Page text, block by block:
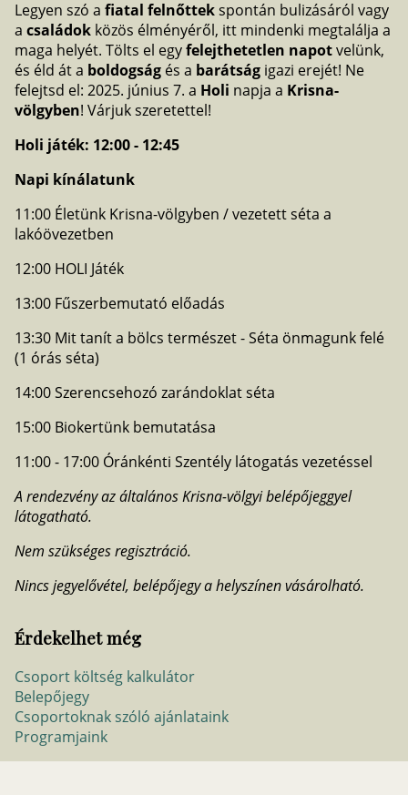
Legyen szó a fiatal felnőttekspontán bulizásáról vagy
a családok közös élményéről, itt mindenki megtalálja a
maga helyét. Tölts el egyfelejthetetlen napotvelünk,
és éld át a boldogság és a barátság igazi erejét! Ne
felejtsd el: 2025. június 7. a Holi napja a Krisna-
völgyben! Várjuk szeretettel!
Holi játék: 12:00 - 12:45
Napi kínálatunk
11:00 Életünk Krisna-völgyben / vezetett séta a
lakóövezetben
12:00 HOLI Játék
13:00 Fűszerbemutató előadás
13:30 Mit tanít a bölcs természet - Séta önmagunk felé
(1 órás séta)
14:00 Szerencsehozó zarándoklat séta
15:00 Biokertünk bemutatása
11:00 - 17:00 Óránkénti Szentély látogatás vezetéssel
A rendezvény az általános Krisna-völgyi belépőjeggyel
látogatható.
Nem szükséges regisztráció.
Nincs jegyelővétel, belépőjegy a helyszínen vásárolható.
Érdekelhet még
Csoport költség kalkulátor
Belepőjegy
Csoportoknak szóló ajánlataink
Programjaink